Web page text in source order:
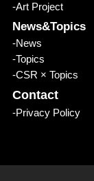
-Art Project
News&Topics
-News
-Topics
-CSR × Topics
Contact
-Privacy Policy